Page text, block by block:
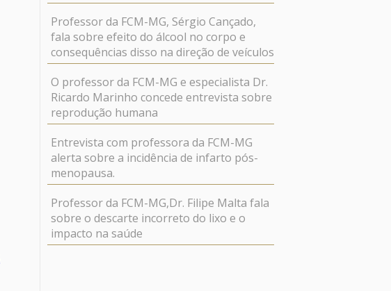
Professor da FCM-MG, Sérgio Cançado,
fala sobre efeito do álcool no corpo e
consequências disso na direção de veículos
O professor da FCM-MG e especialista Dr.
Ricardo Marinho concede entrevista sobre
reprodução humana
Entrevista com professora da FCM-MG
alerta sobre a incidência de infarto pós-
menopausa.
Professor da FCM-MG,Dr. Filipe Malta fala
sobre o descarte incorreto do lixo e o
impacto na saúde